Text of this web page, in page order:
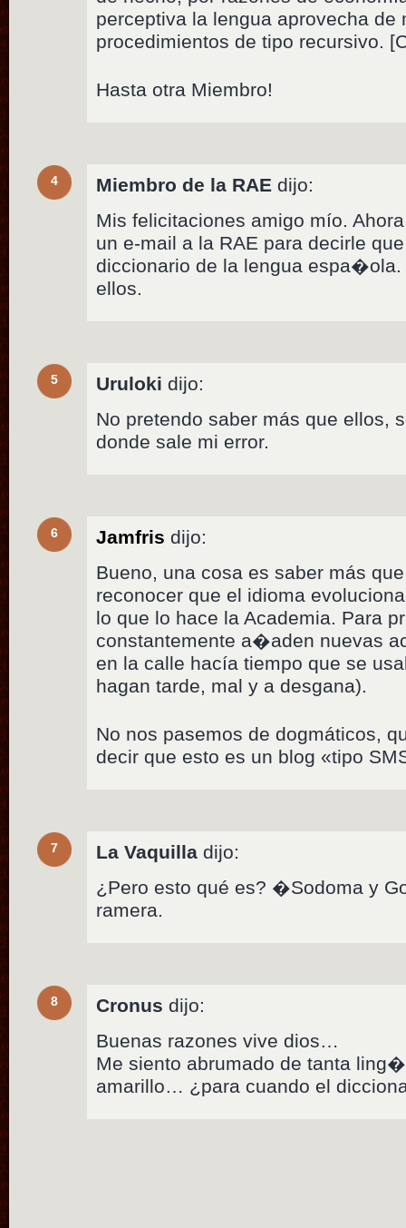
perceptiva la lengua aprovecha de
procedimientos de tipo recursivo.
Hasta otra Miembro!
4 Miembro de la RAE dijo:
Mis felicitaciones amigo mío.
un e-mail a la RAE para decirle
diccionario de la lengua
ellos.
5 Uruloki dijo:
No pretendo saber más que ellos,
donde sale mi error.
6 Jamfris dijo:
Bueno, una cosa es saber más
reconocer que el idioma
lo que lo hace la Academia. Para
constantemente a�aden nuevas
en la calle hacía tiempo que se
hagan tarde, mal y a desgana).
No nos pasemos de dogmáticos,
decir que esto es un blog «tipo
7 La Vaquilla dijo:
¿Pero esto qué es? �Sodoma y
ramera.
8 Cronus dijo:
Buenas razones vive dios…
Me siento abrumado de tanta
amarillo… ¿para cuando el